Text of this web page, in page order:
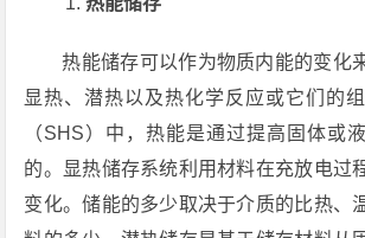
热能储存可以作为物质内能的变化
显热、潜热以及热化学反应或它们的
（SHS）中，热能是通过提高固体或
的。显热储存系统利用材料在充放电过
变化。储能的多少取决于介质的比热、